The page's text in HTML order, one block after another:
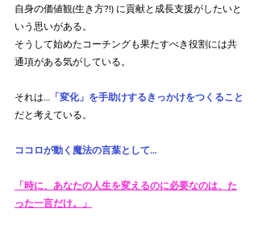
自身の価値観(生き方?!) に貢献と成長支援がしたいと
いう思いがある。
そうして始めたコーチングも果たすべき役割には共
通項がある気がしている。
それは…
「変化」を手助けするきっかけをつくること
だと考えている。
ココロが動く魔法の言葉として…
「時に、あなたの人生を変えるのに必要なのは、た
った一言だけ。」